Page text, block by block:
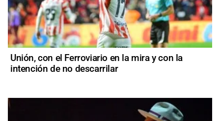
Unión, con el Ferroviario en la mira y con la
intención de no descarrilar